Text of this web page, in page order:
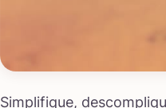
Simplifique,